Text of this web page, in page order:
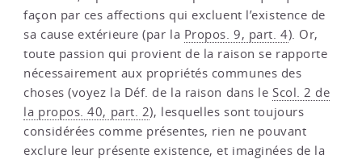
façon par ces affections qui excluent l’existence de
sa cause extérieure (par la Propos. 9, part. 4). Or,
toute passion qui provient de la raison se rapporte
nécessairement aux propriétés communes des
choses (voyez la Déf. de la raison dans le Scol. 2 de
la propos. 40, part. 2), lesquelles sont toujours
considérées comme présentes, rien ne pouvant
exclure leur présente existence, et imaginées de la